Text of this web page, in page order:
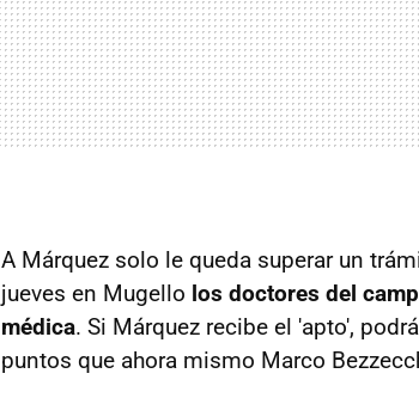
A Márquez solo le queda superar un
jueves en Mugello los doctores del
médica. Si Márquez recibe el 'apto',
puntos que ahora mismo Marco